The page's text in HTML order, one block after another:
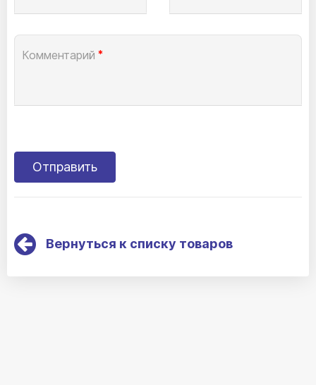
Комментарий *
Вернуться к списку товаров